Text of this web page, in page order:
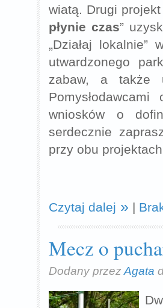
wiatą. Drugi projekt
płynie czas”
„Działaj
utwardzonego
zabaw, a także
wniosków o
serdecznie
przy obu
Czytaj dalej |
Mecz o
Dodany przez Agata